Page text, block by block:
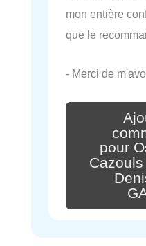
mon entière
que le
- Merci de
pour